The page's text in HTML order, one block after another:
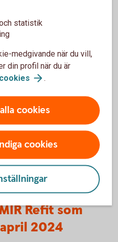
som FC, FC- och NFC+ är
för era OTC-derivat och
så kallad delegerad
som görs med eller via
krävs:
Refit som
2024
statistik
medgivande när du vill,
din profil när du är
cookies .
cookies
cookies